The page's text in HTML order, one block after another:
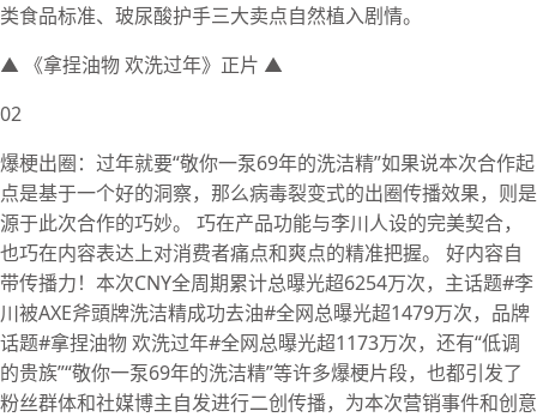
类食品标准、玻尿酸护手三大卖点自然植入剧情。
▲ 《拿挰油物 欢洗过年》正片 ▲
02
爆梗出圈：过年就要“敬你一泵69年的洗洁精”如果说本次合作起
点是基于一个好的洞察，那么病毒裂变式的出圈传播效果，则是
源于此次合作的巧妙。 巧在产品功能与李川人设的完美契合，
也巧在内容表达上对消费者痛点和爽点的精准把握。 好内容自
带传播力！本次CNY全周期累计总曝光超6254万次，主话题#李
川被AXE斧頭牌洗洁精成功去油#全网总曝光超1479万次，品牌
话题#拿捏油物 欢洗过年#全网总曝光超1173万次，还有“低调
的贵族”“敬你一泵69年的洗洁精”等许多爆梗片段，也都引发了
粉丝群体和社媒博主自发进行二创传播，为本次营销事件和创意